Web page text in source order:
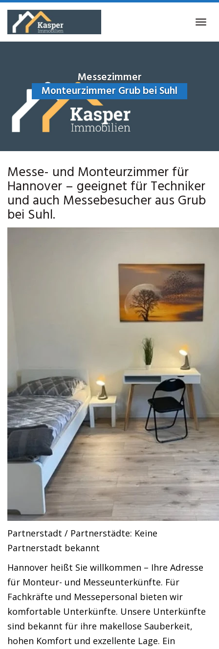
Skip
main
Messezimmer
Monteurzimmer Grub bei Suhl
Messe- und Monteurzimmer für
Hannover – geeignet für Techniker
und auch Messebesucher aus Grub
bei Suhl.
Partnerstadt / Partnerstädte: Keine
Partnerstadt bekannt
Hannover heißt Sie willkommen – Ihre Adresse
für Monteur- und Messeunterkünfte. Für
Fachkräfte und Messepersonal bieten wir
komfortable Unterkünfte. Unsere Unterkünfte
sind bekannt für ihre makellose Sauberkeit,
hohen Komfort und exzellente Lage. Ein